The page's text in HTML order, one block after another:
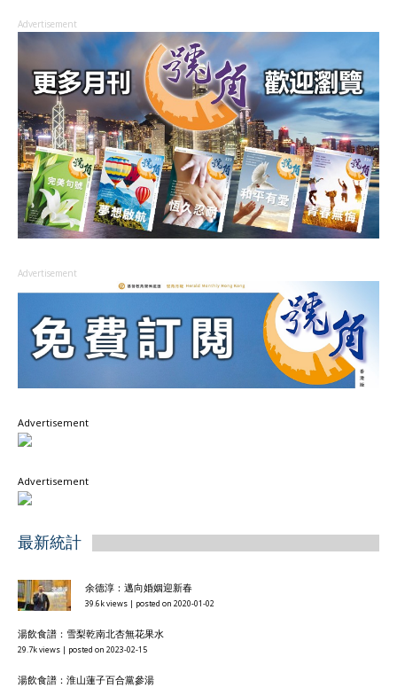
Advertisement
Advertisement
Advertisement
Advertisement
最新統計
余德淳：邁向婚姻迎新春
39.6k views | posted on 2020-01-02
湯飲食譜：雪梨乾南北杏無花果水
29.7k views | posted on 2023-02-15
湯飲食譜：淮山蓮子百合黨參湯